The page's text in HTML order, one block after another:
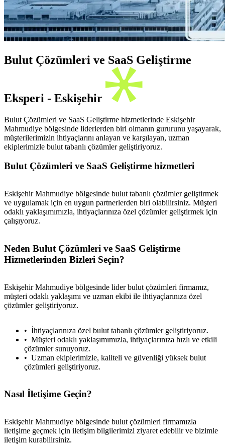
Bulut Çözümleri ve SaaS Geliştirme
Eksperi - Eskişehir
Bulut Çözümleri ve SaaS Geliştirme hizmetlerinde Eskişehir
Mahmudiye bölgesinde liderlerden biri olmanın gururunu yaşayarak,
müşterilerimizin ihtiyaçlarını anlayan ve karşılayan, uzman
ekiplerimizle bulut tabanlı çözümler geliştiriyoruz.
Bulut Çözümleri ve SaaS Geliştirme hizmetleri
Eskişehir Mahmudiye bölgesinde bulut tabanlı çözümler geliştirmek
ve uygulamak için en uygun partnerlerden biri olabilirsiniz. Müşteri
odaklı yaklaşımımızla, ihtiyaçlarınıza özel çözümler geliştirmek için
çalışıyoruz.
Neden Bulut Çözümleri ve SaaS Geliştirme
Hizmetlerinden Bizleri Seçin?
Eskişehir Mahmudiye bölgesinde lider bulut çözümleri firmamız,
müşteri odaklı yaklaşımı ve uzman ekibi ile ihtiyaçlarınıza özel
çözümler geliştiriyoruz.
İhtiyaçlarınıza özel bulut tabanlı çözümler geliştiriyoruz.
Müşteri odaklı yaklaşımımızla, ihtiyaçlarınıza hızlı ve etkili
çözümler sunuyoruz.
Uzman ekiplerimizle, kaliteli ve güvenliği yüksek bulut
çözümleri geliştiriyoruz.
Nasıl İletişime Geçin?
Eskişehir Mahmudiye bölgesinde bulut çözümleri firmamızla
iletişime geçmek için iletişim bilgilerimizi ziyaret edebilir ve bizimle
iletişim kurabilirsiniz.